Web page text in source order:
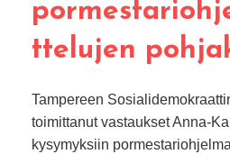
ttelujen
Tampereen
toimittanut vastaukset Anna-
kysymyksiin